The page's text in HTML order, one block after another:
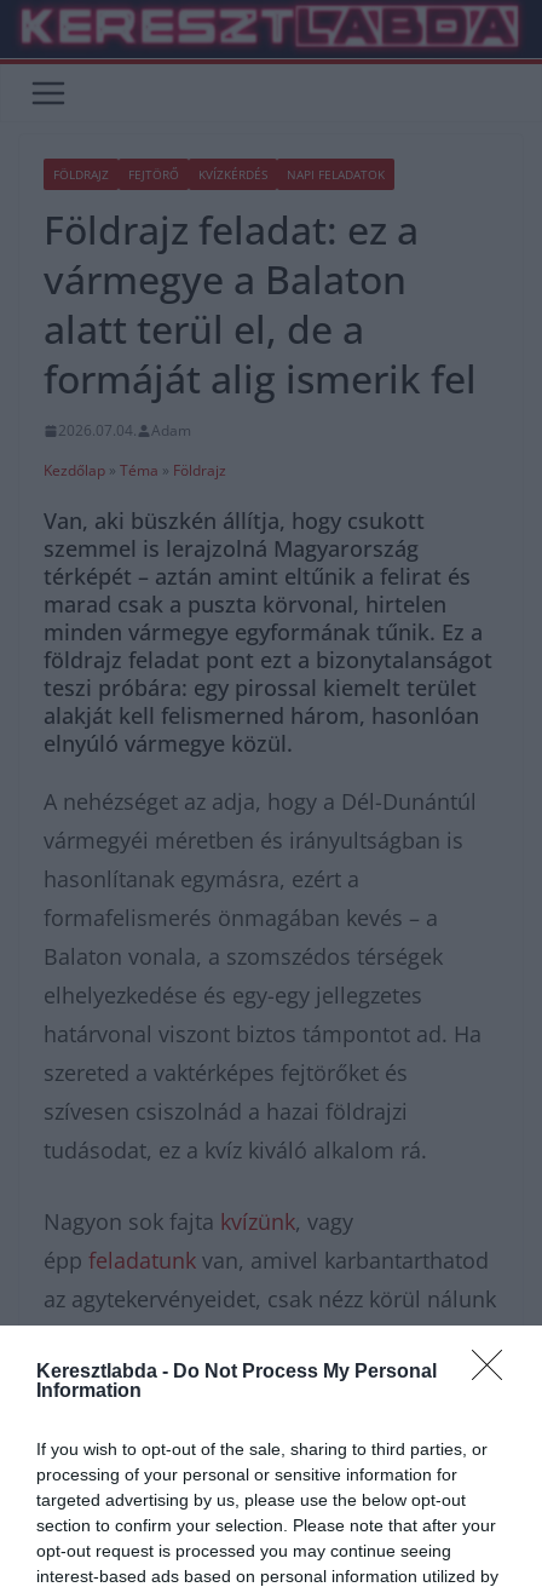
Keresztlabda - Do Not Process My Personal
Information
If you wish to opt-out of the sale, sharing to third parties, or
processing of your personal or sensitive information for
targeted advertising by us, please use the below opt-out
section to confirm your selection. Please note that after your
opt-out request is processed you may continue seeing
interest-based ads based on personal information utilized by
Skip
content
FÖLDRAJZ FEJTÖRŐ KVÍZKÉRDÉS NAPI FELADATOK
Földrajz feladat: ez a
vármegye a Balaton
alatt terül el, de a
formáját alig ismerik fel
2026.07.04.
Adam
Kezdőlap » Téma » Földrajz
Van, aki büszkén állítja, hogy csukott
szemmel is lerajzolná Magyarország
térképét – aztán amint eltűnik a felirat és
marad csak a puszta körvonal, hirtelen
minden vármegye egyformának tűnik. Ez a
földrajz feladat pont ezt a bizonytalanságot
teszi próbára: egy pirossal kiemelt terület
alakját kell felismerned három, hasonlóan
elnyúló vármegye közül.
A nehézséget az adja, hogy a Dél-Dunántúl
vármegyéi méretben és irányultságban is
hasonlítanak egymásra, ezért a
formafelismerés önmagában kevés – a
Balaton vonala, a szomszédos térségek
elhelyezkedése és egy-egy jellegzetes
határvonal viszont biztos támpontot ad. Ha
szereted a vaktérképes fejtörőket és
szívesen csiszolnád a hazai földrajzi
tudásodat, ez a kvíz kiváló alkalom rá.
Nagyon sok fajta kvízünk, vagy
épp feladatunk van, amivel karbantarthatod
az agytekervényeidet, csak nézz körül nálunk
feladatokat találhatsz!